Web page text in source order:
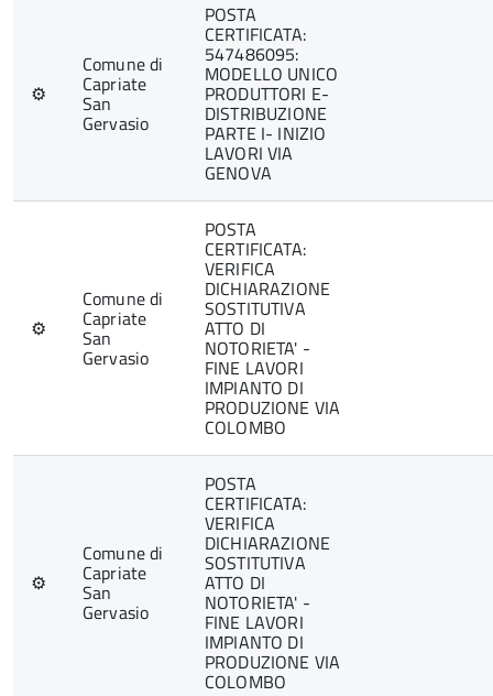
⚙
Comune di
Capriate
San
Gervasio
POSTA
CERTIFICATA:
547486095:
MODELLO UNICO
PRODUTTORI E-
DISTRIBUZIONE
PARTE I- INIZIO
LAVORI VIA
GENOVA
⚙
Comune di
Capriate
San
Gervasio
POSTA
CERTIFICATA:
VERIFICA
DICHIARAZIONE
SOSTITUTIVA
ATTO DI
NOTORIETA' -
FINE LAVORI
IMPIANTO DI
PRODUZIONE VIA
COLOMBO
⚙
Comune di
Capriate
San
Gervasio
POSTA
CERTIFICATA:
VERIFICA
DICHIARAZIONE
SOSTITUTIVA
ATTO DI
NOTORIETA' -
FINE LAVORI
IMPIANTO DI
PRODUZIONE VIA
COLOMBO